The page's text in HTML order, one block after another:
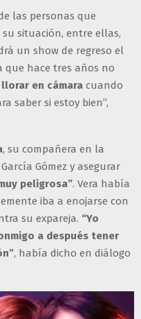
las personas que
situación, entre ellas,
un show de regreso el
que hace tres años no
en cámara cuando
saber si estoy bien”,
, su compañera en la
Gómez y asegurar
peligrosa”. Vera había
iba a enojarse con
su expareja. “Yo
a después tener
, había dicho en diálogo